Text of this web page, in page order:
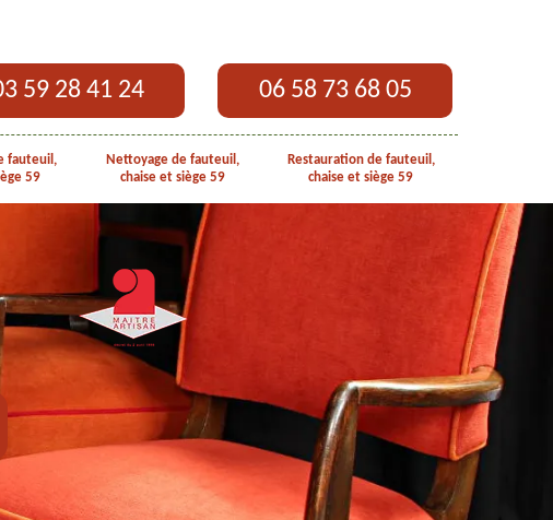
59 28 41 24 06 58 73 68 05
fauteuil,
59
Nettoyage de fauteuil,
chaise et siège 59
Restauration de fauteuil,
chaise et siège 59